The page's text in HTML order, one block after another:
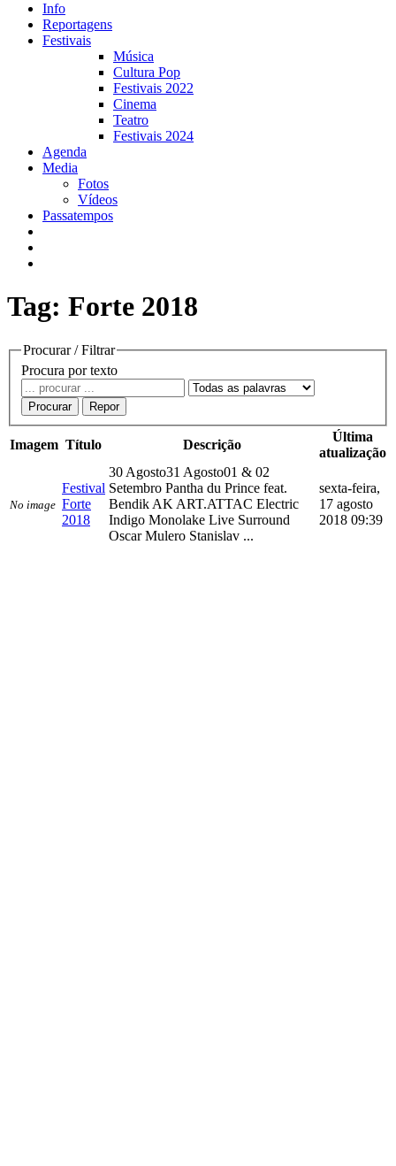
Info
Reportagens
Festivais
Música
Cultura Pop
Festivais 2022
Cinema
Teatro
Festivais 2024
Agenda
Media
Fotos
Vídeos
Passatempos
Tag: Forte 2018
Procurar / Filtrar
Procura por texto
Procurar Repor
Imagem Título Descrição
Última
atualização
No image
Festival
Forte
2018
30 Agosto31 Agosto01 & 02
Setembro Pantha du Prince feat.
Bendik AK ART.ATTAC Electric
Indigo Monolake Live Surround
Oscar Mulero Stanislav ...
sexta-feira,
17 agosto
2018 09:39